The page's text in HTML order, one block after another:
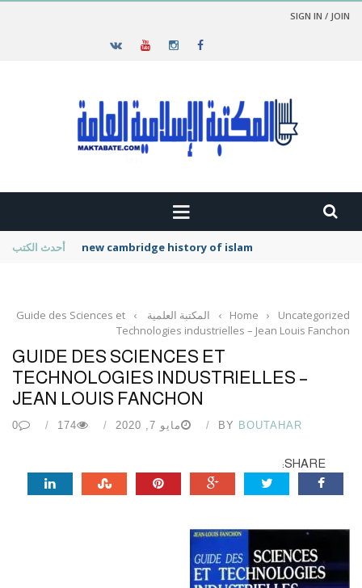
SIGN IN / JOIN
أحدث الكتب new cambridge history of islam
Home › Uncategorized
› المكتبة العلمية ›
Guide des Sciences et
Technologies industrielles – Jean Louis Fanchon
GUIDE DES SCIENCES ET
TECHNOLOGIES INDUSTRIELLES –
JEAN LOUIS FANCHON
BY BOUTAHAR مايو 7, 2020 174
0
SHARE: